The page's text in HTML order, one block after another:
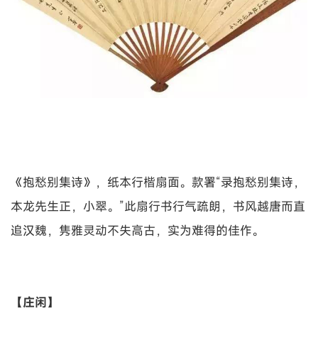
《抱愁别集诗》，纸本行楷扇面。款署“录抱愁别集诗，
本龙先生正，小翠。”此扇行书行气疏朗，书风越唐而直
追汉魏，隽雅灵动不失高古，实为难得的佳作。
【庄闲】